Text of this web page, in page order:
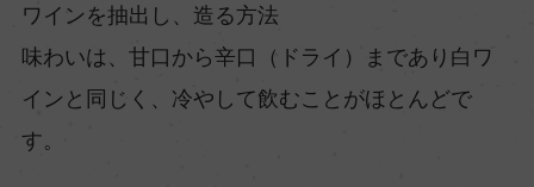
ワインを抽出し、造る方法
味わいは、甘口から辛口（ドライ）まであり白ワ
インと同じく、冷やして飲むことがほとんどで
す。